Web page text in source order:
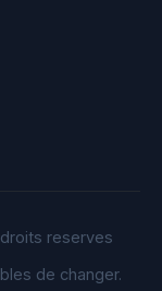
reserves
de changer.